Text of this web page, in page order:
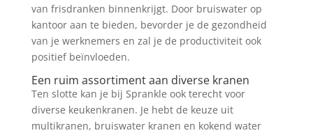
van frisdranken binnenkrijgt. Door bruiswater op
kantoor aan te bieden, bevorder je de gezondheid
van je werknemers en zal je de productiviteit ook
positief beïnvloeden.
Een ruim assortiment aan diverse kranen
Ten slotte kan je bij Sprankle ook terecht voor
diverse keukenkranen. Je hebt de keuze uit
multikranen, bruiswater kranen en kokend water